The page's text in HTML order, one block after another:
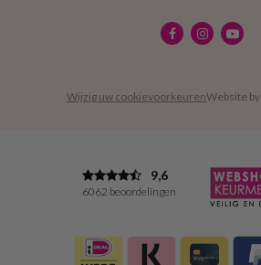
Wijzig uw cookievoorkeurenWebsite by
9,6
6062 beoordelingen